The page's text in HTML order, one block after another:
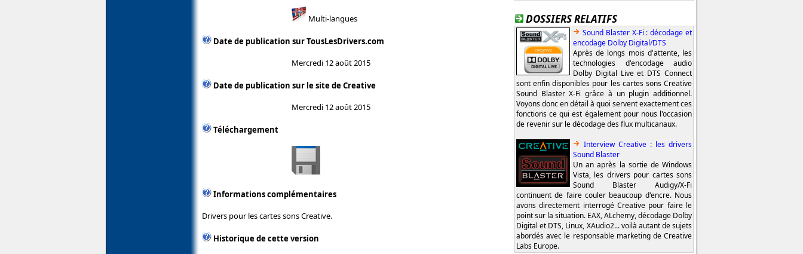
Multi-langues
Date de publication sur TousLesDrivers.com
Mercredi 12 août 2015
Date de publication sur le site de Creative
Mercredi 12 août 2015
Téléchargement
Informations complémentaires
Drivers pour les cartes sons Creative.
Historique de cette version
DOSSIERS RELATIFS
Sound Blaster X-Fi : décodage et
encodage Dolby Digital/DTS
Après de longs mois d'attente, les
technologies d'encodage audio
Dolby Digital Live et DTS Connect
sont enfin disponibles pour les cartes sons Creative
Sound Blaster X-Fi grâce à un plugin additionnel.
Voyons donc en détail à quoi servent exactement ces
fonctions ce qui est également pour nous l'occasion
de revenir sur le décodage des flux multicanaux.
Interview Creative : les drivers
Sound Blaster
Un an après la sortie de Windows
Vista, les drivers pour cartes sons
Sound Blaster Audigy/X-Fi
continuent de faire couler beaucoup d'encre. Nous
avons directement interrogé Creative pour faire le
point sur la situation. EAX, ALchemy, décodage Dolby
Digital et DTS, Linux, XAudio2... voilà autant de sujets
abordés avec le responsable marketing de Creative
Labs Europe.